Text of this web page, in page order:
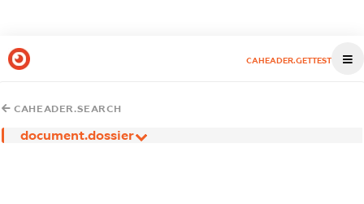
CAHEADER.GETTEST
CAHEADER.SEARCH
document.dossier